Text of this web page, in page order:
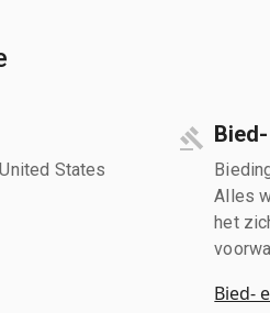
States
Alles
het
Bied-